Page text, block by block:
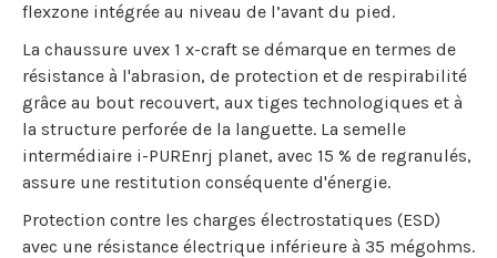
flexzone intégrée au niveau de l’avant du pied.
La chaussure uvex 1 x-craft se démarque en termes de
résistance à l'abrasion, de protection et de respirabilité
grâce au bout recouvert, aux tiges technologiques et à
la structure perforée de la languette. La semelle
intermédiaire i-PUREnrj planet, avec 15 % de regranulés,
assure une restitution conséquente d'énergie.
Protection contre les charges électrostatiques (ESD)
avec une résistance électrique inférieure à 35 mégohms.